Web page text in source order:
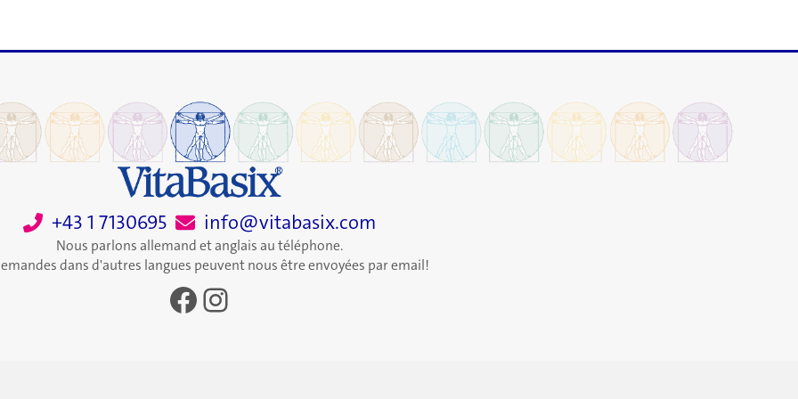
+43 1 7130695 info@vitabasix.com
Nous parlons allemand et anglais au téléphone.
dans d'autres langues peuvent nous être envoyées par email!
Facebook
Instagram